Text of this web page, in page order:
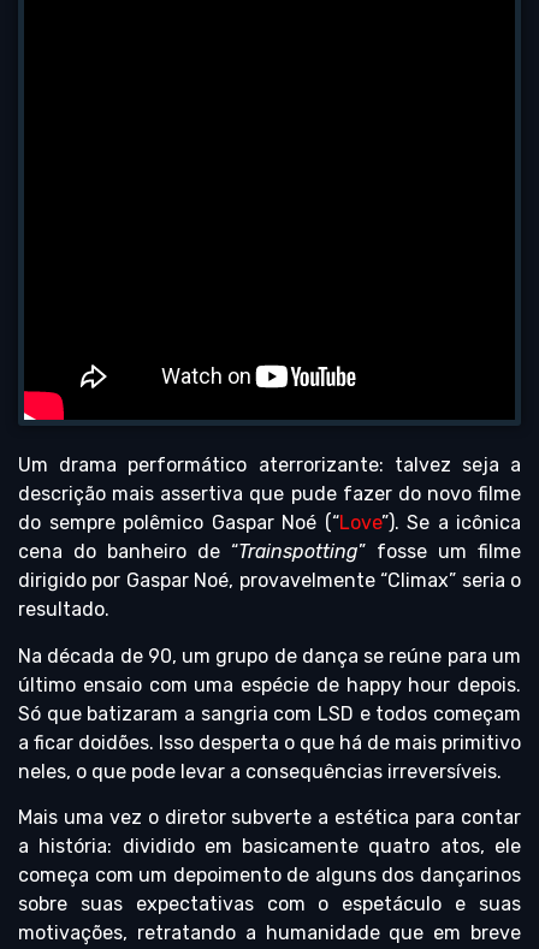
Um drama performático aterrorizante: talvez seja a
descrição mais assertiva que pude fazer do novo filme
do sempre polêmico Gaspar Noé (“Love”). Se a icônica
cena do banheiro de “Trainspotting” fosse um filme
dirigido por Gaspar Noé, provavelmente “Climax” seria o
resultado.
Na década de 90, um grupo de dança se reúne para um
último ensaio com uma espécie de happy hour depois.
Só que batizaram a sangria com LSD e todos começam
a ficar doidões. Isso desperta o que há de mais primitivo
neles, o que pode levar a consequências irreversíveis.
Mais uma vez o diretor subverte a estética para contar
a história: dividido em basicamente quatro atos, ele
começa com um depoimento de alguns dos dançarinos
sobre suas expectativas com o espetáculo e suas
motivações, retratando a humanidade que em breve